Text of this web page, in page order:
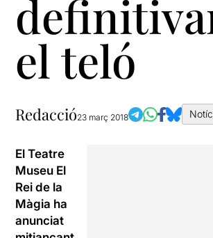
el teló
Redacció23 març 2018
El Teatre
Museu El
Rei de la
Màgia ha
anunciat